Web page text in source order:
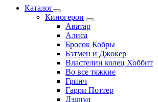
Каталог
Киногерои
Аватар
Алиса
Бросок Кобры
Бэтмен и Джокер
Властелин колец Хоббит
Во все тяжкие
Гринч
Гарри Поттер
Дэдпул